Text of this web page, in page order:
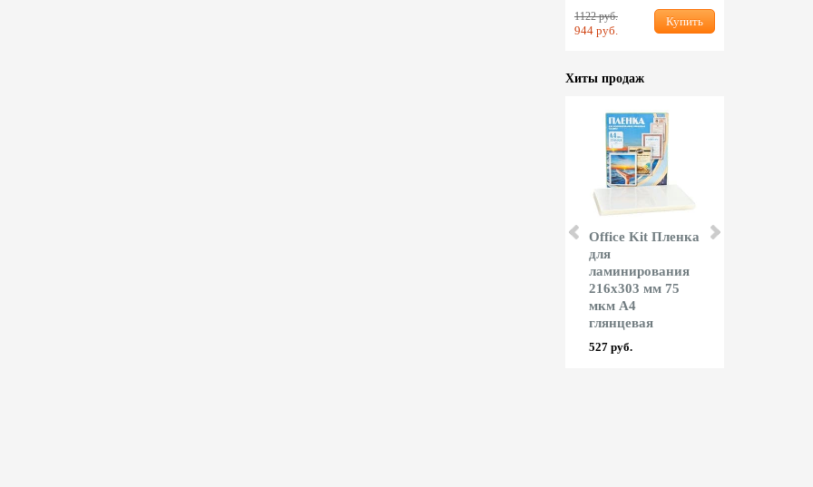
1122 руб.
944 руб.
Купить
Хиты продаж
Office Kit Пленка
для
ламинирования
216x303 мм 75
мкм А4
глянцевая
527 руб.